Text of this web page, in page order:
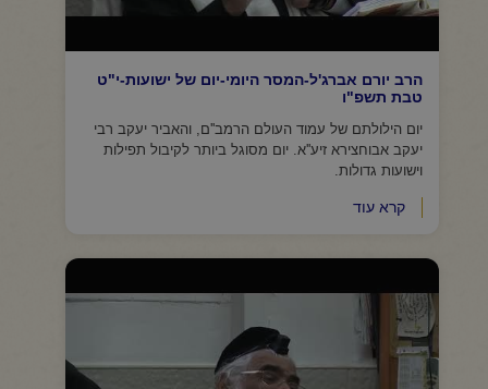
הרב יורם אברג'ל-המסר היומי-יום של ישועות-י"ט
טבת תשפ"ו
יום הילולתם של עמוד העולם הרמב''ם, והאביר יעקב רבי
יעקב אבוחצירא זיע''א. יום מסוגל ביותר לקיבול תפילות
וישועות גדולות.
קרא עוד